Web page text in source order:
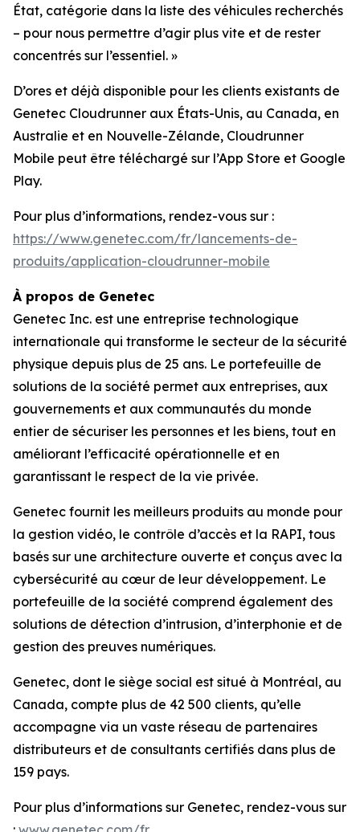
État, catégorie dans la liste des véhicules recherchés
– pour nous permettre d’agir plus vite et de rester
concentrés sur l’essentiel. »
D’ores et déjà disponible pour les clients existants de
Genetec Cloudrunner aux États-Unis, au Canada, en
Australie et en Nouvelle-Zélande, Cloudrunner
Mobile peut être téléchargé sur l’App Store et Google
Play.
Pour plus d’informations, rendez-vous sur :
https://www.genetec.com/fr/lancements-de-
produits/application-cloudrunner-mobile
À propos de Genetec
Genetec Inc. est une entreprise technologique
internationale qui transforme le secteur de la sécurité
physique depuis plus de 25 ans. Le portefeuille de
solutions de la société permet aux entreprises, aux
gouvernements et aux communautés du monde
entier de sécuriser les personnes et les biens, tout en
améliorant l’efficacité opérationnelle et en
garantissant le respect de la vie privée.
Genetec fournit les meilleurs produits au monde pour
la gestion vidéo, le contrôle d’accès et la RAPI, tous
basés sur une architecture ouverte et conçus avec la
cybersécurité au cœur de leur développement. Le
portefeuille de la société comprend également des
solutions de détection d’intrusion, d’interphonie et de
gestion des preuves numériques.
Genetec, dont le siège social est situé à Montréal, au
Canada, compte plus de 42 500 clients, qu’elle
accompagne via un vaste réseau de partenaires
distributeurs et de consultants certifiés dans plus de
159 pays.
Pour plus d’informations sur Genetec, rendez-vous sur